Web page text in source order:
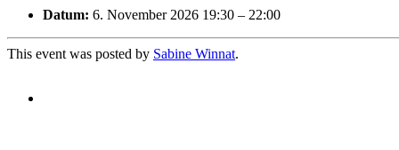
Datum: 6. November 2026 19:30 – 22:00
This event was posted by Sabine Winnat.